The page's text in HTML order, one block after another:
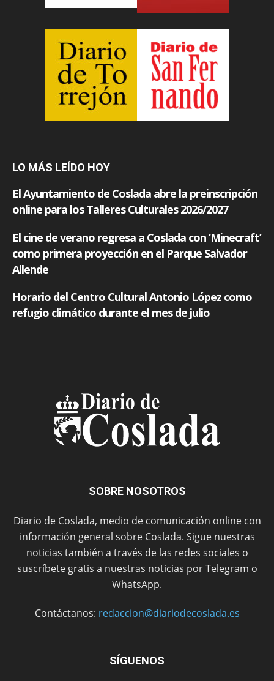
LO MÁS LEÍDO HOY
SOBRE NOSOTROS
Diario de Coslada, medio de comunicación online con
información general sobre Coslada. Sigue nuestras
noticias también a través de las redes sociales o
suscríbete gratis a nuestras noticias por Telegram o
WhatsApp.
Contáctanos: redaccion@diariodecoslada.es
SÍGUENOS